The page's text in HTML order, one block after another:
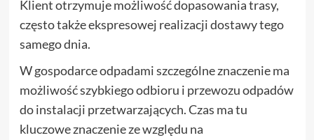
Klient otrzymuje możliwość dopasowania trasy,
często także ekspresowej realizacji dostawy tego
samego dnia.
W gospodarce odpadami szczególne znaczenie ma
możliwość szybkiego odbioru i przewozu odpadów
do instalacji przetwarzających. Czas ma tu
kluczowe znaczenie ze względu na